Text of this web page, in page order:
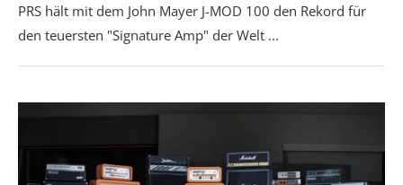
PRS hält mit dem John Mayer J-MOD 100 den Rekord für
den teuersten "Signature Amp" der Welt ...